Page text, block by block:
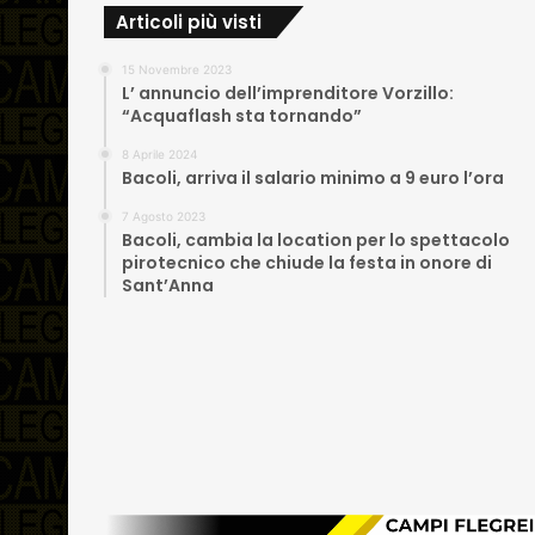
Articoli più visti
15 Novembre 2023
L’ annuncio dell’imprenditore Vorzillo:
“Acquaflash sta tornando”
8 Aprile 2024
Bacoli, arriva il salario minimo a 9 euro l’ora
7 Agosto 2023
Bacoli, cambia la location per lo spettacolo
pirotecnico che chiude la festa in onore di
Sant’Anna